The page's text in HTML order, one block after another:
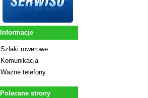
Informacje
Szlaki rowerowe
Komunikacja
Ważne telefony
Polecane strony